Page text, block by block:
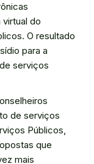
do
O resultado
para a
serviços
de serviços
Públicos,
que
mais